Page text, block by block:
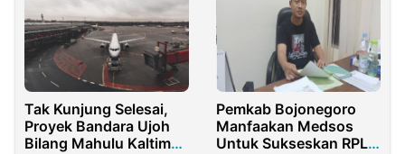
Tak Kunjung Selesai,
Proyek Bandara Ujoh
Bilang Mahulu Kaltim
Pemkab Bojonegoro
Manfaakan Medsos
Untuk Sukseskan RPL